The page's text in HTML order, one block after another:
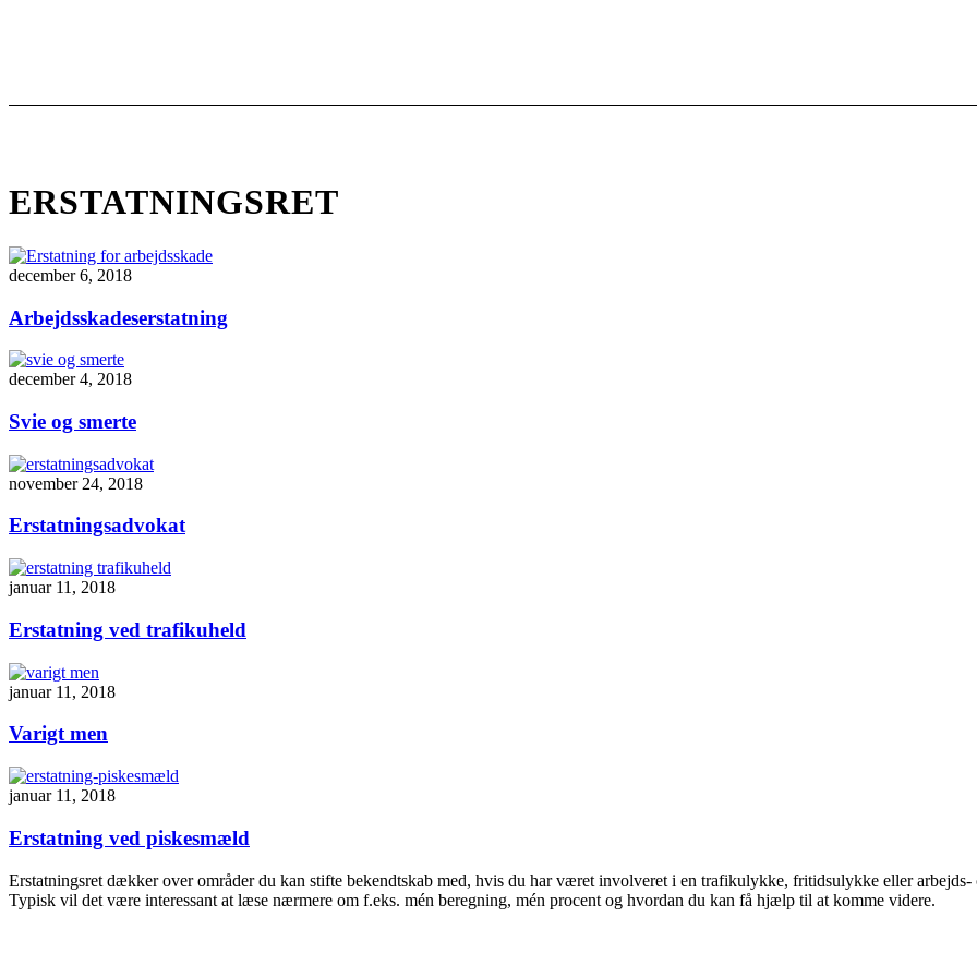
ERSTATNINGSRET
december 6, 2018
Arbejdsskadeserstatning
december 4, 2018
Svie og smerte
november 24, 2018
Erstatningsadvokat
januar 11, 2018
Erstatning ved trafikuheld
januar 11, 2018
Varigt men
januar 11, 2018
Erstatning ved piskesmæld
Erstatningsret dækker over områder du kan stifte bekendtskab med, hvis du har været involveret i en trafikulykke, fritidsulykke eller arbejds-
Typisk vil det være interessant at læse nærmere om f.eks. mén beregning, mén procent og hvordan du kan få hjælp til at komme videre.